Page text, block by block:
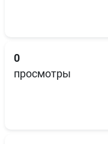
0
просмотры